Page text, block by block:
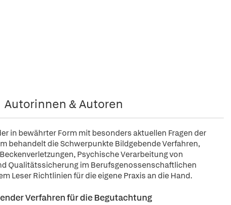
Autorinnen & Autoren
in bewährter Form mit besonders aktuellen Fragen der
behandelt die Schwerpunkte Bildgebende Verfahren,
Psychische Verarbeitung von
Qualitätssicherung im Berufsgenossenschaftlichen
Leser Richtlinien für die eigene Praxis an die Hand.
Verfahren für die Begutachtung